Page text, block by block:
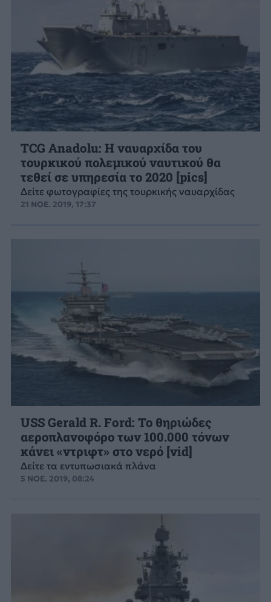
TCG Anadolu: Η ναυαρχίδα του
τουρκικού πολεμικού ναυτικού θα
τεθεί σε υπηρεσία το 2020 [pics]
Δείτε φωτογραφίες της τουρκικής ναυαρχίδας
21 ΝΟΕ. 2019, 17:37
USS Gerald R. Ford: Το θηριώδες
αεροπλανοφόρο των 100.000 τόνων
κάνει «ντριφτ» στο νερό [vid]
Δείτε τα εντυπωσιακά πλάνα
5 ΝΟΕ. 2019, 08:24